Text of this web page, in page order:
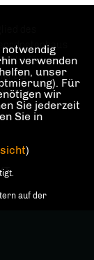
für den
verwenden
unser
Für
wir
Sie jederzeit
Sie in
)
auf der